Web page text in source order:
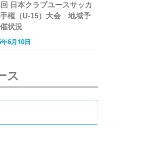
日本クラブユースサッカ
権（U-15）大会 地域予
状況
6月10日
ス